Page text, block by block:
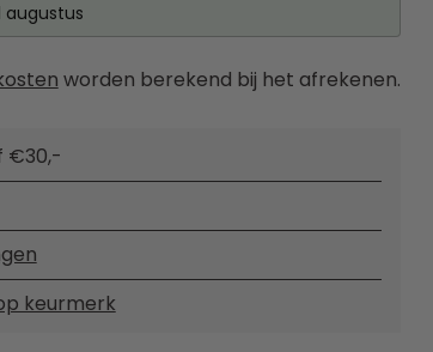
augustus
worden berekend bij het afrekenen.
€30,-
keurmerk